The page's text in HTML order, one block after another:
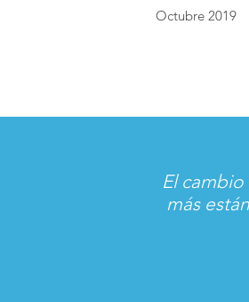
Octubre 2019
El
más